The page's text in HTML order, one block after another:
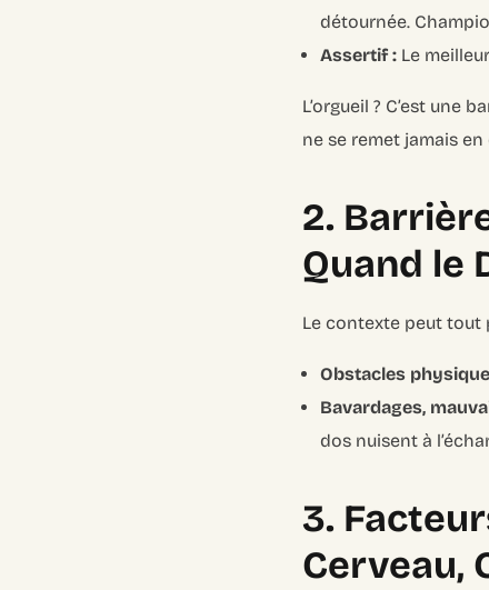
détournée.
Assertif : Le
L’orgueil ? C’est une
ne se remet jamais
2.
Quand le
Le contexte peut tout
Obstacles
Bavardages,
dos nuisent à
3.
Cerveau,